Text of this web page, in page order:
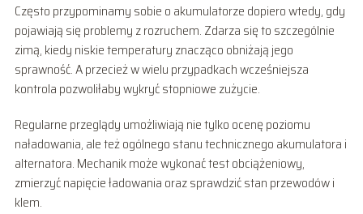
Często przypominamy sobie o akumulatorze dopiero wtedy, gdy
pojawiają się problemy z rozruchem. Zdarza się to szczególnie
zimą, kiedy niskie temperatury znacząco obniżają jego
sprawność. A przecież w wielu przypadkach wcześniejsza
kontrola pozwoliłaby wykryć stopniowe zużycie.
Regularne przeglądy umożliwiają nie tylko ocenę poziomu
naładowania, ale też ogólnego stanu technicznego akumulatora i
alternatora. Mechanik może wykonać test obciążeniowy,
zmierzyć napięcie ładowania oraz sprawdzić stan przewodów i
klem.